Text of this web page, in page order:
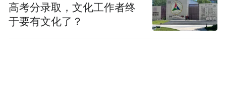
高考分录取，文化工作者终
于要有文化了？